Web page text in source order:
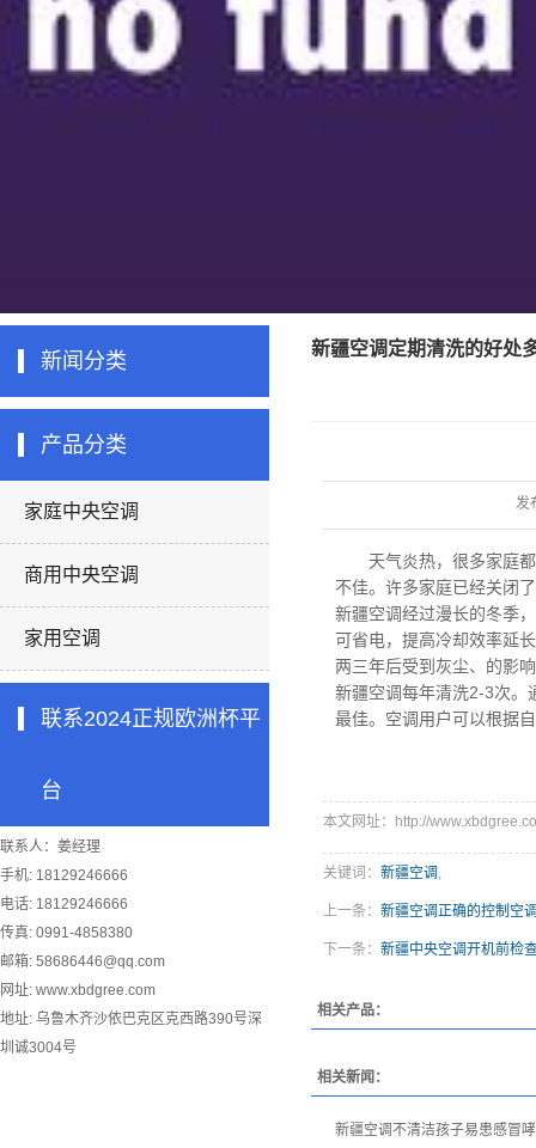
新闻分类
产品分类
家庭中央空调
商用中央空调
家用空调
联系2024正规欧洲杯平
台
联系人：姜经理
手机: 18129246666
电话: 18129246666
传真: 0991-4858380
邮箱: 58686446@qq.com
网址: www.xbdgree.com
地址: 乌鲁木齐沙依巴克区克西路390号深
圳诚3004号
新疆空调定期清洗的好处
发
天气炎热，很多家庭都
不佳。许多家庭已经关闭
新疆空调经过漫长的冬季
可省电，提高冷却效率延
两三年后受到灰尘、的影
新疆空调每年清洗2-3次。
最佳。空调用户可以根据
本文网址：http://
关键词： 新疆空调 ,
上一条： 新疆空调正确的控制空
下一条： 新疆中央空调开机前检
相关产品：
相关新闻：
新疆空调不清洁孩子易患感冒